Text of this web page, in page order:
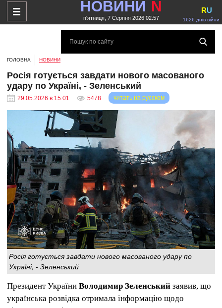
НОВИНИ N
п'ятниця, 7 Серпня 2026 02:57 1626 днів війни
RU
ГОЛОВНА НОВИНИ
Росія готується завдати нового масованого
удару по Україні, - Зеленський
29.05.2026 в 15:01 5478 читать на русском
Росія готується завдати нового масованого удару по
Україні, - Зеленський
Президент України Володимир Зеленський заявив, що
українська розвідка отримала інформацію щодо